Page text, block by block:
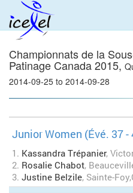
Championnats de la
Patinage Canada 2015,
2014-09-25 to 2014-09-28
Junior Women (Évé. 37 -
1. Kassandra Trépanier,
2. Rosalie Chabot,
3. Justine Belzile, Sainte-